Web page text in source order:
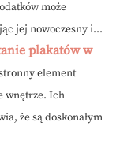
może
jej nowoczesny i...
plakatów w
element
wnętrze. Ich
że są doskonałym